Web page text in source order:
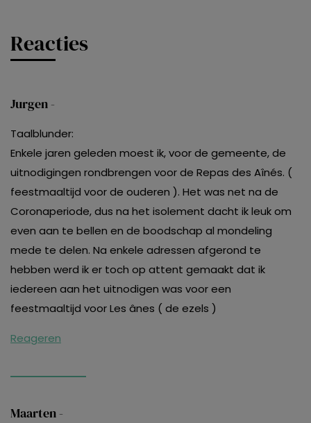
Reacties
Jurgen -
Taalblunder:
Enkele jaren geleden moest ik, voor de gemeente, de
uitnodigingen rondbrengen voor de Repas des Aînés. (
feestmaaltijd voor de ouderen ). Het was net na de
Coronaperiode, dus na het isolement dacht ik leuk om
even aan te bellen en de boodschap al mondeling
mede te delen. Na enkele adressen afgerond te
hebben werd ik er toch op attent gemaakt dat ik
iedereen aan het uitnodigen was voor een
feestmaaltijd voor Les ânes ( de ezels )
Reageren
Maarten -